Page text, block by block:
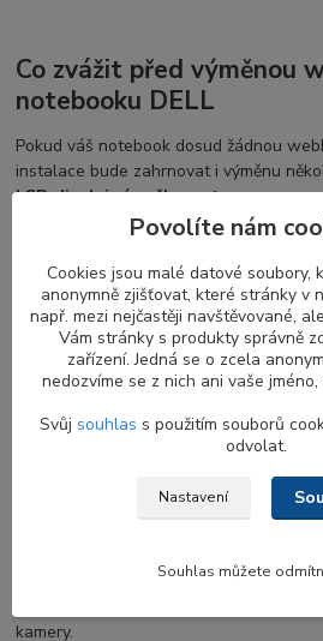
Co zvážit před výměnou
notebooku DELL
Pokud váš notebook dosud žádnou
instalace bude zahrnovat i výměnu
LCD displej rámečku s otvorem pro
případech také výměnuLVDS flex
Vaše kamera však nemusí být
zkusit následující kroky pro obnovu její
pořizovat nový náhradní díl.
Jak zjistit, zda moje
Pokud jste nedávno aktualizovali
výchozím nastavení. Pro udělení
kamery.
Povolíte nám
Cookies jsou malé datové soubory,
anonymně zjišťovat, které stránky v
např. mezi nejčastěji navštěvované,
Vám stránky s produkty správně
zařízení. Jedná se o zcela
nedozvíme se z nich ani vaše
Svůj souhlas s použitím souborů
odvolat.
Nastavení
Souhlas můžete